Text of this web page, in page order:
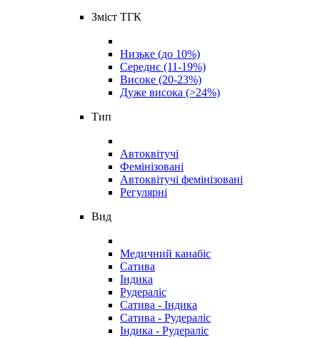
Зміст ТГК
Низьке (до 10%)
Середнє (11-19%)
Високе (20-23%)
Дуже висока (>24%)
Тип
Автоквітучі
Фемінізовані
Автоквітучі фемінізовані
Регулярні
Вид
Медичний канабіс
Сатива
Індика
Рудераліс
Сатива - Індика
Сатива - Рудераліс
Індика - Рудераліс